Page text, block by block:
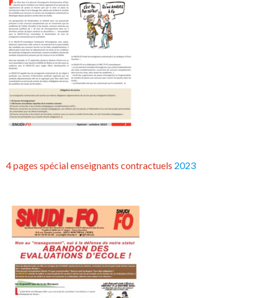
4 pages spécial enseignants contractuels 2023